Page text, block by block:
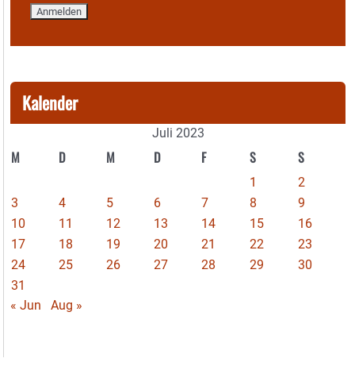
Kalender
Juli 2023
M D M D F S S
1
2
3
4 5 6 7 8
9
10
11 12 13 14 15
16
17
18 19 20 21 22
23
24
25 26 27 28 29
30
31
« Jun
Aug »